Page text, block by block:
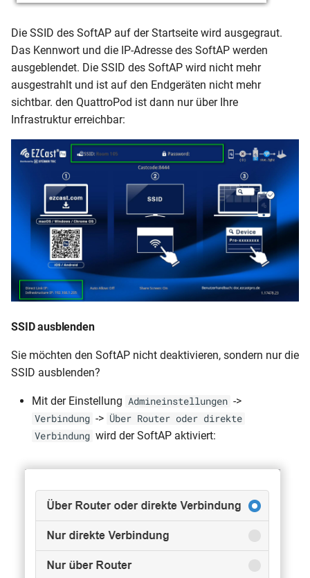
Die SSID des SoftAP auf der Startseite wird ausgegraut.
Das Kennwort und die IP-Adresse des SoftAP werden
ausgeblendet. Die SSID des SoftAP wird nicht mehr
ausgestrahlt und ist auf den Endgeräten nicht mehr
sichtbar. den QuattroPod ist dann nur über Ihre
Infrastruktur erreichbar:
SSID ausblenden
Sie möchten den SoftAP nicht deaktivieren, sondern nur die
SSID ausblenden?
Mit der Einstellung Admineinstellungen ->
Verbindung -> Über Router oder direkte
Verbindung wird der SoftAP aktiviert: